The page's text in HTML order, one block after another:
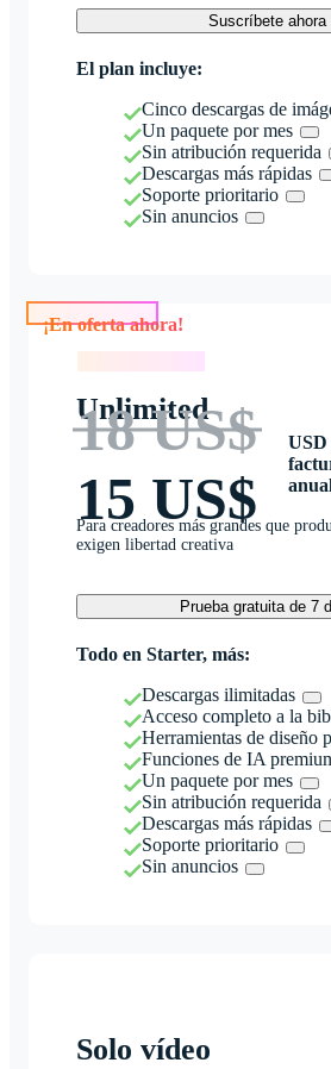
Suscríbete ahora
El plan incluye:
Cinco descargas de
Un paquete por mes
Sin atribución requerida
Descargas más rápidas
Soporte prioritario
Sin anuncios
Unlimited
18 US$
15 US$
USD
Para creadores más grandes que
exigen libertad creativa
Prueba gratuita de 7
Todo en Starter, más:
Descargas ilimitadas
Acceso completo a la
Herramientas de diseño
Funciones de IA
Un paquete por mes
Sin atribución requerida
Descargas más rápidas
Soporte prioritario
Sin anuncios
Solo vídeo